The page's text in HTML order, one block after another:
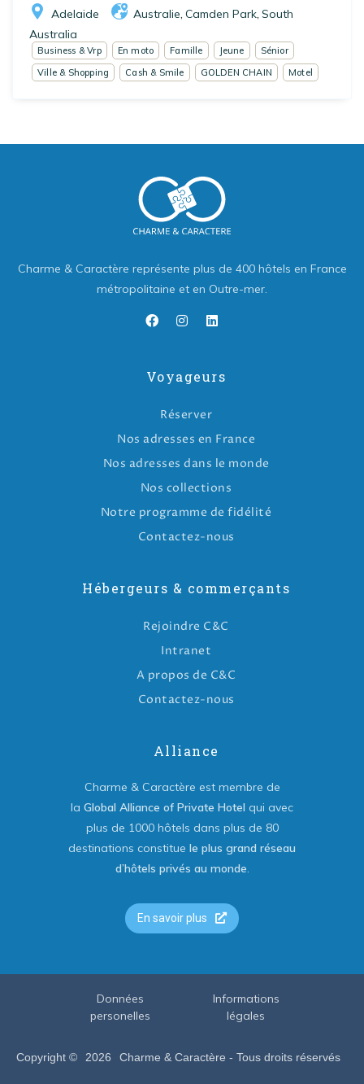
Adelaide Australie Camden Park South
Australia
Business & Vrp En moto Famille Jeune
Sénior
Ville & Shopping
Cash & Smile GOLDEN CHAIN Motel
Charme & Caractère représente plus de 400 hôtels en France
métropolitaine et en Outre-mer.
Voyageurs
Réserver
Nos adresses en France
Nos adresses dans le monde
Nos collections
Notre programme de fidélité
Contactez-nous
Hébergeurs & commerçants
Rejoindre C&C
Intranet
A propos de C&C
Contactez-nous
Alliance
Charme & Caractère est membre de
la Global Alliance of Private Hotel qui avec
plus de 1000 hôtels dans plus de 80
destinations constitue le plus grand réseau
d’hôtels privés au monde.
En savoir plus
Copyright © 2026 Charme & Caractère - Tous droits réservés
Données
personelles
Informations
légales